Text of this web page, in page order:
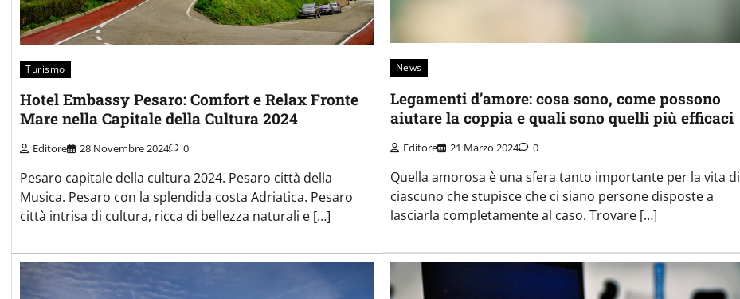
Turismo
Hotel Embassy Pesaro: Comfort e Relax Fronte
Mare nella Capitale della Cultura 2024
Editore 28 Novembre 2024 0
Pesaro capitale della cultura 2024. Pesaro città della
Musica. Pesaro con la splendida costa Adriatica. Pesaro
città intrisa di cultura, ricca di bellezza naturali e […]
News
Legamenti d’amore: cosa sono, come possono
aiutare la coppia e quali sono quelli più efficaci
Editore 21 Marzo 2024 0
Quella amorosa è una sfera tanto importante per la vita di
ciascuno che stupisce che ci siano persone disposte a
lasciarla completamente al caso. Trovare […]